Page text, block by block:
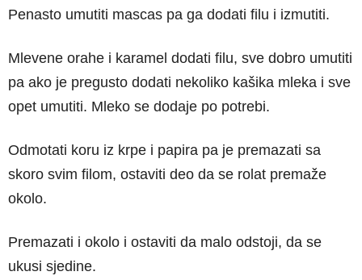
Penasto umutiti mascas pa ga dodati filu i izmutiti.
Mlevene orahe i karamel dodati filu, sve dobro umutiti
pa ako je pregusto dodati nekoliko kašika mleka i sve
opet umutiti. Mleko se dodaje po potrebi.
Odmotati koru iz krpe i papira pa je premazati sa
skoro svim filom, ostaviti deo da se rolat premaže
okolo.
Premazati i okolo i ostaviti da malo odstoji, da se
ukusi sjedine.